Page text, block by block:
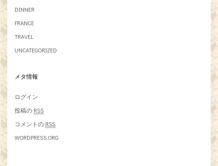
DINNER
FRANCE
TRAVEL
UNCATEGORIZED
メタ情報
ログイン
投稿の RSS
コメントの RSS
WORDPRESS.ORG